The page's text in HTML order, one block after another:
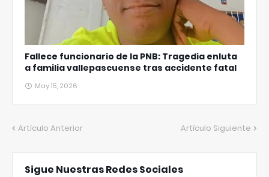
Fallece funcionario de la PNB: Tragedia enluta
a familia vallepascuense tras accidente fatal
May 15, 2026
Artículo Anterior Artículo Siguiente
Sigue Nuestras Redes Sociales